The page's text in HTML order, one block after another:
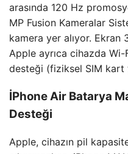
arasında 120 Hz
MP Fusion Kameralar
kamera yer alıyor. Ekran
Apple ayrıca cihazda
desteği (fiziksel SIM kart
İPhone Air Batarya
Desteği
Apple, cihazın pil